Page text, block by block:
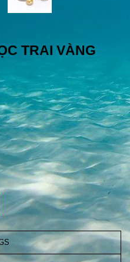
TRAI VÀNG